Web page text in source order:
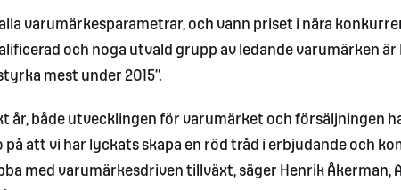
varumärkesparametrar, och vann priset i nära
och noga utvald grupp av ledande varumärken är
mest under 2015”.
år, både utvecklingen för varumärket och försäljningen
att vi har lyckats skapa en röd tråd i erbjudande och
med varumärkesdriven tillväxt, säger Henrik Åkerman,